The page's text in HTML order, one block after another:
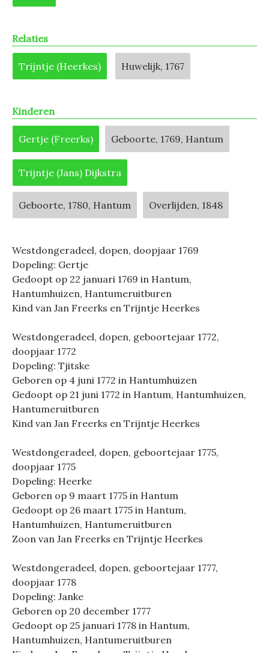
Relaties
Trijntje (Heerkes) Huwelijk, 1767
Kinderen
Gertje (Freerks) Geboorte, 1769, Hantum
Trijntje (Jans) Dijkstra
Geboorte, 1780, Hantum Overlijden, 1848
Westdongeradeel, dopen, doopjaar 1769
Dopeling: Gertje
Gedoopt op 22 januari 1769 in Hantum,
Hantumhuizen, Hantumeruitburen
Kind van Jan Freerks en Trijntje Heerkes
Westdongeradeel, dopen, geboortejaar 1772,
doopjaar 1772
Dopeling: Tjitske
Geboren op 4 juni 1772 in Hantumhuizen
Gedoopt op 21 juni 1772 in Hantum, Hantumhuizen,
Hantumeruitburen
Kind van Jan Freerks en Trijntje Heerkes
Westdongeradeel, dopen, geboortejaar 1775,
doopjaar 1775
Dopeling: Heerke
Geboren op 9 maart 1775 in Hantum
Gedoopt op 26 maart 1775 in Hantum,
Hantumhuizen, Hantumeruitburen
Zoon van Jan Freerks en Trijntje Heerkes
Westdongeradeel, dopen, geboortejaar 1777,
doopjaar 1778
Dopeling: Janke
Geboren op 20 december 1777
Gedoopt op 25 januari 1778 in Hantum,
Hantumhuizen, Hantumeruitburen